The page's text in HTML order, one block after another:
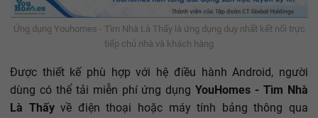
Ứng dụng Youhomes - Tìm Nhà Là Thấy là ứng dụng duy nhất kết nối trực
tiếp chủ nhà và khách hàng
Được thiết kế phù hợp với hệ điều hành Android, người
dùng có thể tải miễn phí ứng dụngYouHomes - Tìm Nhà
Là Thấyvề điện thoại hoặc máy tính bảng thông qua